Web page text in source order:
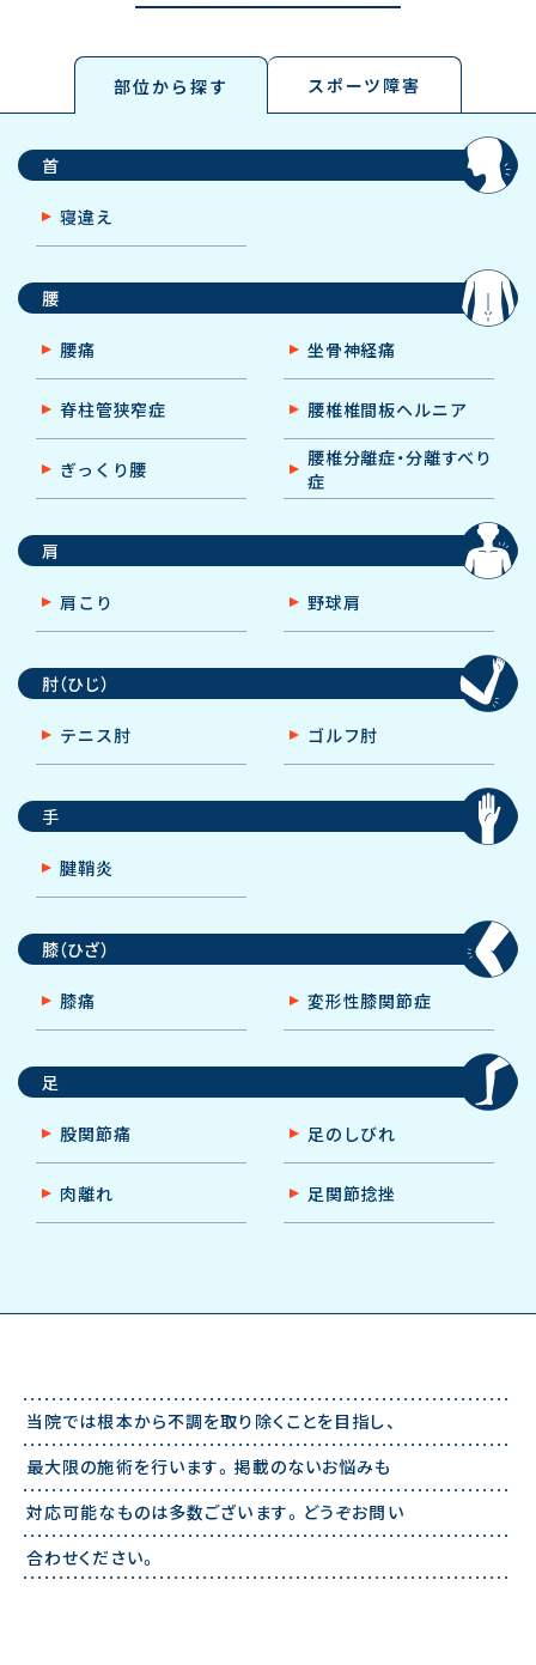
部位から探す スポーツ障害
首
寝違え
腰
腰痛 坐骨神経痛
脊柱管狭窄症 腰椎椎間板ヘルニア
ぎっくり腰
腰椎分離症・分離すべり
症
肩
肩こり 野球肩
肘（ひじ）
テニス肘 ゴルフ肘
手
腱鞘炎
膝（ひざ）
膝痛 変形性膝関節症
足
股関節痛 足のしびれ
肉離れ 足関節捻挫
当院では根本から不調を取り除くことを目指し、
最⼤限の施術を行います。掲載のないお悩みも
対応可能なものは多数ございます。どうぞお問い
合わせください。